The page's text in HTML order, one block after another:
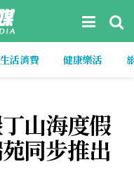
生活消費 健康樂活
山海度假
同步推出